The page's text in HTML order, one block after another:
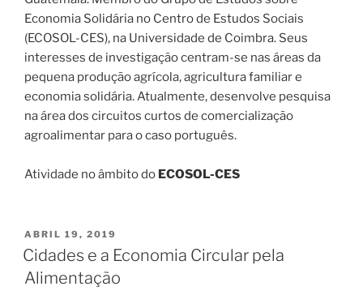
Economia Solidária no Centro de Estudos Sociais
(ECOSOL-CES), na Universidade de Coimbra. Seus
interesses de investigação centram-se nas áreas da
pequena produção agrícola, agricultura familiar e
economia solidária. Atualmente, desenvolve pesquisa
na área dos circuitos curtos de comercialização
agroalimentar para o caso português.
Atividade no âmbito do ECOSOL-CES
PUBLICADO
EM
ABRIL 19, 2019
Cidades e a Economia Circular pela
Alimentação